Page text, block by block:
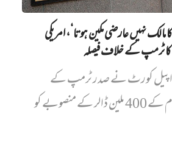
نہیں‌ عارضی مکین ہوتا‘، امریکی
ٹرمپ کے خلاف فیصلہ
اپیل کورٹ نے صدر ٹرمپ کے
وائٹ ہاؤس بال روم کے 400 ملین ڈالر کے منصوبے کو